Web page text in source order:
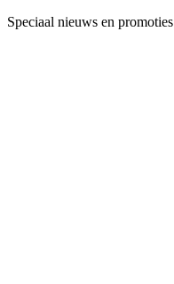
Speciaal nieuws en promoties